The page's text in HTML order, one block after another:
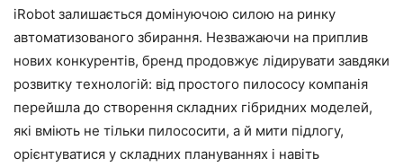
iRobot залишається домінуючою силою на ринку
автоматизованого збирання. Незважаючи на приплив
нових конкурентів, бренд продовжує лідирувати завдяки
розвитку технологій: від простого пилососу компанія
перейшла до створення складних гібридних моделей,
які вміють не тільки пилососити, а й мити підлогу,
орієнтуватися у складних плануваннях і навіть